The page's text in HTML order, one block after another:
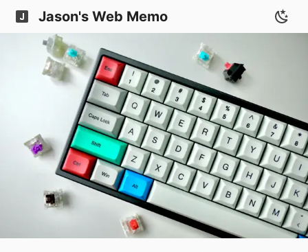
Jason's Web Memo